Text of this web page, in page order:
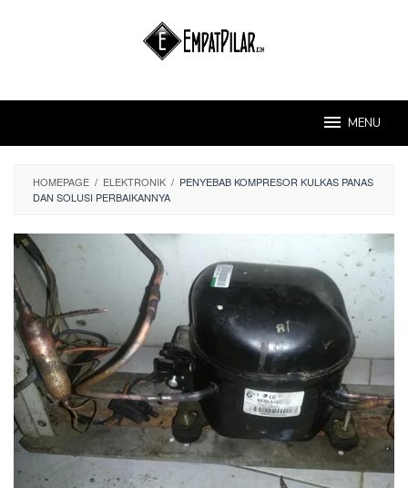
MENU
HOMEPAGE / ELEKTRONIK / PENYEBAB KOMPRESOR KULKAS PANAS
DAN SOLUSI PERBAIKANNYA